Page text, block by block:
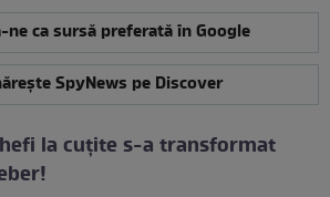
ne ca sursă preferată în Google
SpyNews pe Discover
la cuțite s-a transformat